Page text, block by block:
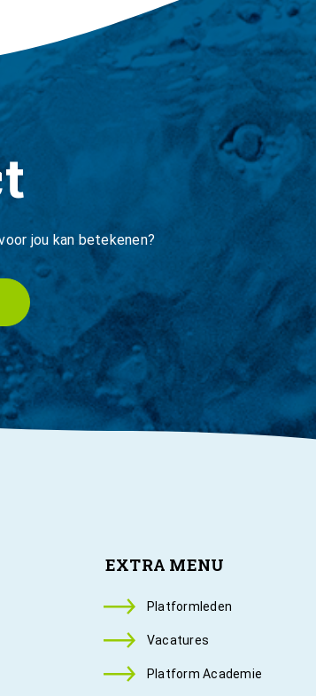
jou kan betekenen?
EXTRA MENU
Platformleden
Vacatures
Platform Academie